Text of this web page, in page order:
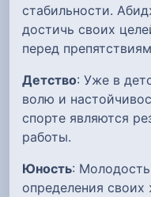
стабильности.
достичь своих
перед
Детство: Уже в
волю и
спорте являются
работы.
Юность:
определения своих